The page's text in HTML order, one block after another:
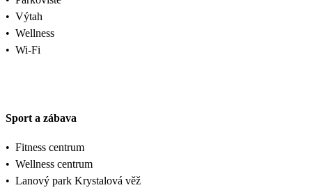
• Výtah
• Wellness
• Wi-Fi
Sport a zábava
• Fitness centrum
• Wellness centrum
• Lanový park Krystalová věž